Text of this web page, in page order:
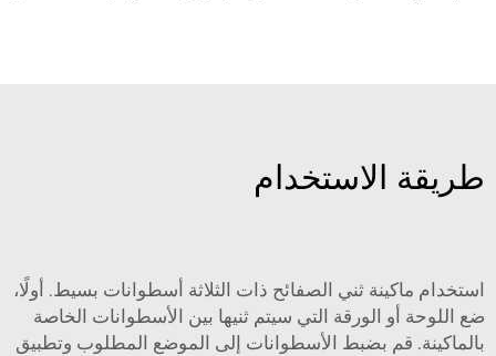
طريقة الاستخدام
استخدام ماكينة ثني الصفائح ذات الثلاثة أسطوانات بسيط. أولًا،
ضع اللوحة أو الورقة التي سيتم ثنيها بين الأسطوانات الخاصة
بالماكينة. قم بضبط الأسطوانات إلى الموضع المطلوب وتطبيق